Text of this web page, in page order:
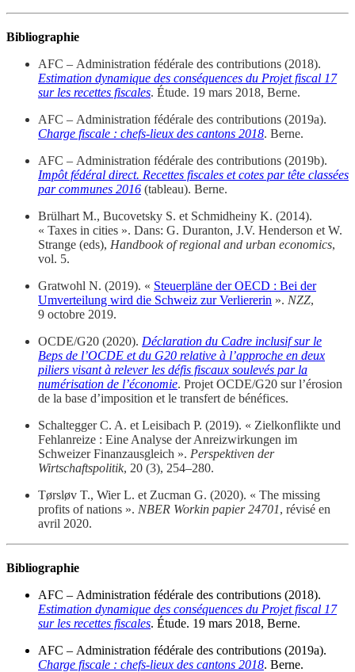
Bibliographie
AFC – Administration fédérale des contributions (2018).
Estimation dynamique des conséquences du Projet fiscal 17
sur les recettes fiscales. Étude. 19 mars 2018, Berne.
AFC – Administration fédérale des contributions (2019a).
Charge fiscale : chefs-lieux des cantons 2018. Berne.
AFC – Administration fédérale des contributions (2019b).
Impôt fédéral direct. Recettes fiscales et cotes par tête classées
par communes 2016 (tableau). Berne.
Brülhart M., Bucovetsky S. et Schmidheiny K. (2014).
« Taxes in cities ». Dans: G. Duranton, J.V. Henderson et W.
Strange (eds), Handbook of regional and urban economics,
vol. 5.
Gratwohl N. (2019). « Steuerpläne der OECD : Bei der
Umverteilung wird die Schweiz zur Verliererin ». NZZ,
9 octobre 2019.
OCDE/G20 (2020). Déclaration du Cadre inclusif sur le
Beps de l’OCDE et du G20 relative à l’approche en deux
piliers visant à relever les défis fiscaux soulevés par la
numérisation de l’économie. Projet OCDE/G20 sur l’érosion
de la base d’imposition et le transfert de bénéfices.
Schaltegger C. A. et Leisibach P. (2019). « Zielkonflikte und
Fehlanreize : Eine Analyse der Anreizwirkungen im
Schweizer Finanzausgleich ». Perspektiven der
Wirtschaftspolitik, 20 (3), 254–280.
Tørsløv T., Wier L. et Zucman G. (2020). « The missing
profits of nations ». NBER Workin papier 24701, révisé en
avril 2020.
Bibliographie
AFC – Administration fédérale des contributions (2018).
Estimation dynamique des conséquences du Projet fiscal 17
sur les recettes fiscales. Étude. 19 mars 2018, Berne.
AFC – Administration fédérale des contributions (2019a).
Charge fiscale : chefs-lieux des cantons 2018. Berne.